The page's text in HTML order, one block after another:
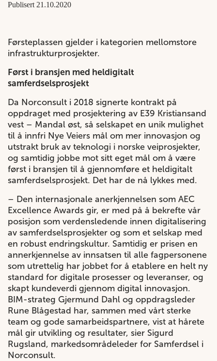
Publisert 21.10.2020
Førsteplassen gjelder i kategorien mellomstore
infrastrukturprosjekter.
Først i bransjen med heldigitalt
samferdselsprosjekt
Da Norconsult i 2018 signerte kontrakt på
oppdraget med prosjektering av E39 Kristiansand
vest – Mandal øst, så selskapet en unik mulighet
til å innfri Nye Veiers mål om mer innovasjon og
utstrakt bruk av teknologi i norske veiprosjekter,
og samtidig jobbe mot sitt eget mål om å være
først i bransjen til å gjennomføre et heldigitalt
samferdselsprosjekt. Det har de nå lykkes med.
– Den internasjonale anerkjennelsen som AEC
Excellence Awards gir, er med på å bekrefte vår
posisjon som verdensledende innen digitalisering
av samferdselsprosjekter og som et selskap med
en robust endringskultur. Samtidig er prisen en
annerkjennelse av innsatsen til alle fagpersonene
som utrettelig har jobbet for å etablere en helt ny
standard for digitale prosesser og leveranser, og
skapt kundeverdi gjennom digital innovasjon.
BIM-strateg Gjermund Dahl og oppdragsleder
Rune Blågestad har, sammen med vårt sterke
team og gode samarbeidspartnere, vist at hårete
mål gir utvikling og resultater, sier Sigurd
Rugsland, markedsområdeleder for Samferdsel i
Norconsult.